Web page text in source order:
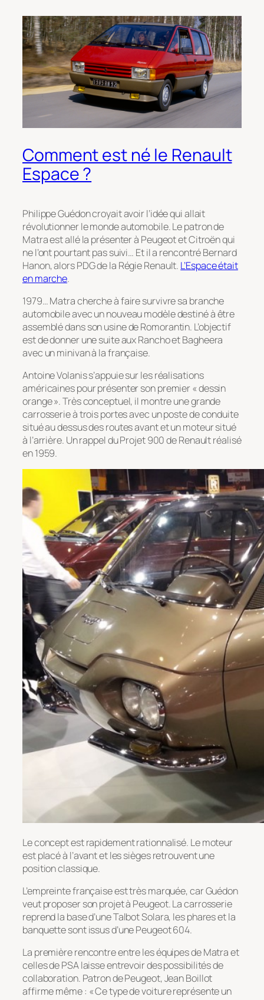
Comment est né le Renault
Espace ?
Philippe Guédon croyait avoir l’idée qui allait
révolutionner le monde automobile. Le patron de
Matra est allé la présenter à Peugeot et Citroën qui
ne l’ont pourtant pas suivi… Et il a rencontré Bernard
Hanon, alors PDG de la Régie Renault. L’Espace était
en marche.
1979… Matra cherche à faire survivre sa branche
automobile avec un nouveau modèle destiné à être
assemblé dans son usine de Romorantin. L’objectif
est de donner une suite aux Rancho et Bagheera
avec un minivan à la française.
Antoine Volanis s’appuie sur les réalisations
américaines pour présenter son premier « dessin
orange ». Très conceptuel, il montre une grande
carrosserie à trois portes avec un poste de conduite
situé au dessus des routes avant et un moteur situé
à l’arrière. Un rappel du Projet 900 de Renault réalisé
en 1959.
Le concept est rapidement rationnalisé. Le moteur
est placé à l’avant et les sièges retrouvent une
position classique.
L’empreinte française est très marquée, car Guédon
veut proposer son projet à Peugeot. La carrosserie
reprend la base d’une Talbot Solara, les phares et la
banquette sont issus d’une Peugeot 604.
La première rencontre entre les équipes de Matra et
celles de PSA laisse entrevoir des possibilités de
collaboration. Patron de Peugeot, Jean Boillot
affirme même : « Ce type de voiture représente un